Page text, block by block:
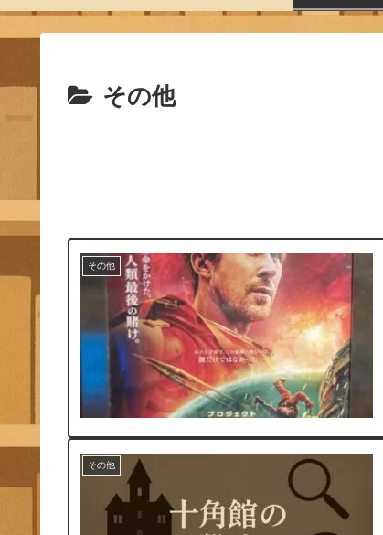
その他
その他
その他